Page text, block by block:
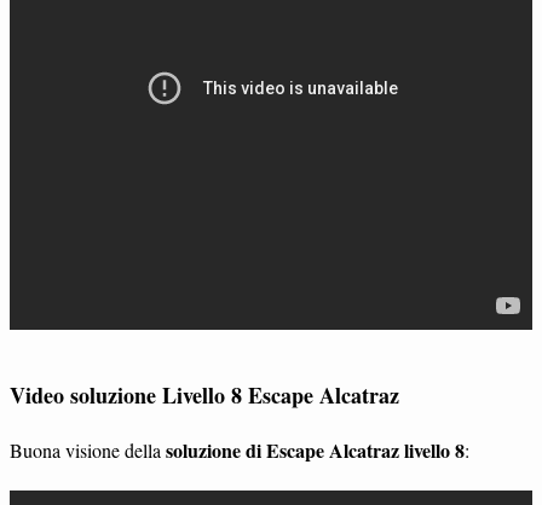
Video soluzione Livello 8 Escape Alcatraz
Buona visione della soluzione di Escape Alcatraz livello 8: